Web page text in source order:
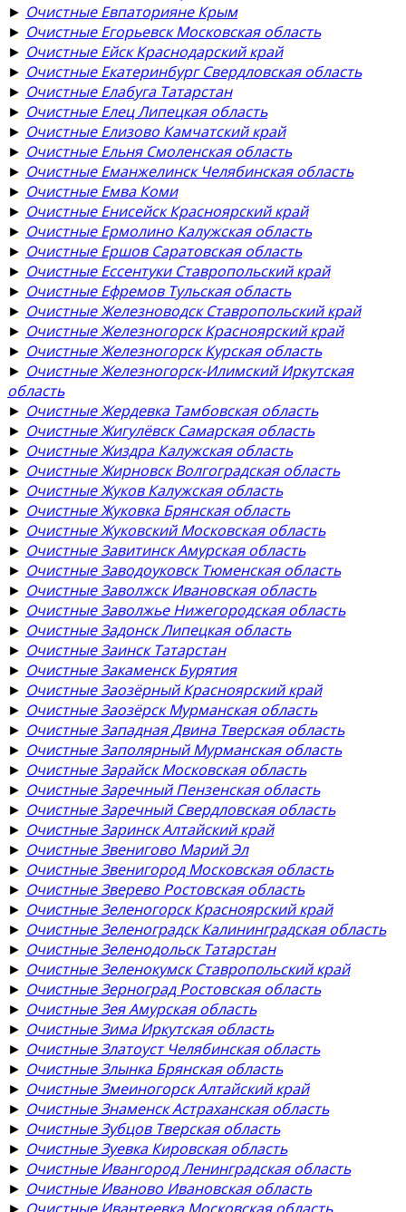
► Очистные Евпаторияне Крым
► Очистные Егорьевск Московская область
► Очистные Ейск Краснодарский край
► Очистные Екатеринбург Свердловская область
► Очистные Елабуга Татарстан
► Очистные Елец Липецкая область
► Очистные Елизово Камчатский край
► Очистные Ельня Смоленская область
► Очистные Еманжелинск Челябинская область
► Очистные Емва Коми
► Очистные Енисейск Красноярский край
► Очистные Ермолино Калужская область
► Очистные Ершов Саратовская область
► Очистные Ессентуки Ставропольский край
► Очистные Ефремов Тульская область
► Очистные Железноводск Ставропольский край
► Очистные Железногорск Красноярский край
► Очистные Железногорск Курская область
► Очистные Железногорск-Илимский Иркутская
область
► Очистные Жердевка Тамбовская область
► Очистные Жигулёвск Самарская область
► Очистные Жиздра Калужская область
► Очистные Жирновск Волгоградская область
► Очистные Жуков Калужская область
► Очистные Жуковка Брянская область
► Очистные Жуковский Московская область
► Очистные Завитинск Амурская область
► Очистные Заводоуковск Тюменская область
► Очистные Заволжск Ивановская область
► Очистные Заволжье Нижегородская область
► Очистные Задонск Липецкая область
► Очистные Заинск Татарстан
► Очистные Закаменск Бурятия
► Очистные Заозёрный Красноярский край
► Очистные Заозёрск Мурманская область
► Очистные Западная Двина Тверская область
► Очистные Заполярный Мурманская область
► Очистные Зарайск Московская область
► Очистные Заречный Пензенская область
► Очистные Заречный Свердловская область
► Очистные Заринск Алтайский край
► Очистные Звенигово Марий Эл
► Очистные Звенигород Московская область
► Очистные Зверево Ростовская область
► Очистные Зеленогорск Красноярский край
► Очистные Зеленоградск Калининградская область
► Очистные Зеленодольск Татарстан
► Очистные Зеленокумск Ставропольский край
► Очистные Зерноград Ростовская область
► Очистные Зея Амурская область
► Очистные Зима Иркутская область
► Очистные Златоуст Челябинская область
► Очистные Злынка Брянская область
► Очистные Змеиногорск Алтайский край
► Очистные Знаменск Астраханская область
► Очистные Зубцов Тверская область
► Очистные Зуевка Кировская область
► Очистные Ивангород Ленинградская область
► Очистные Иваново Ивановская область